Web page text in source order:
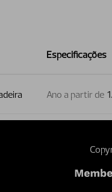
Especificações
Ano a partir de